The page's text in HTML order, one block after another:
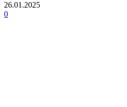
26.01.2025
0